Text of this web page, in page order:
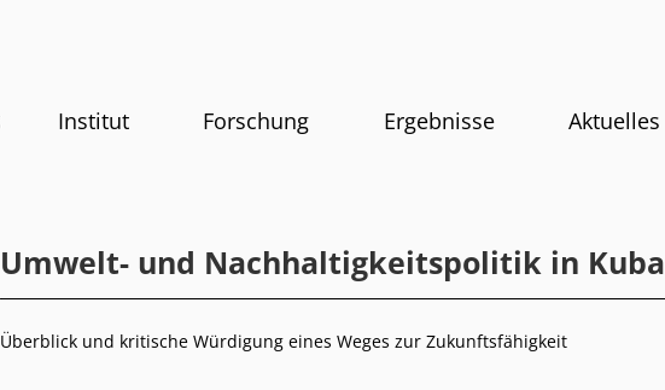
Institut Forschung Ergebnisse Aktuelles
Umwelt- und Nachhaltigkeitspolitik in Kuba
Überblick und kritische Würdigung eines Weges zur Zukunftsfähigkeit